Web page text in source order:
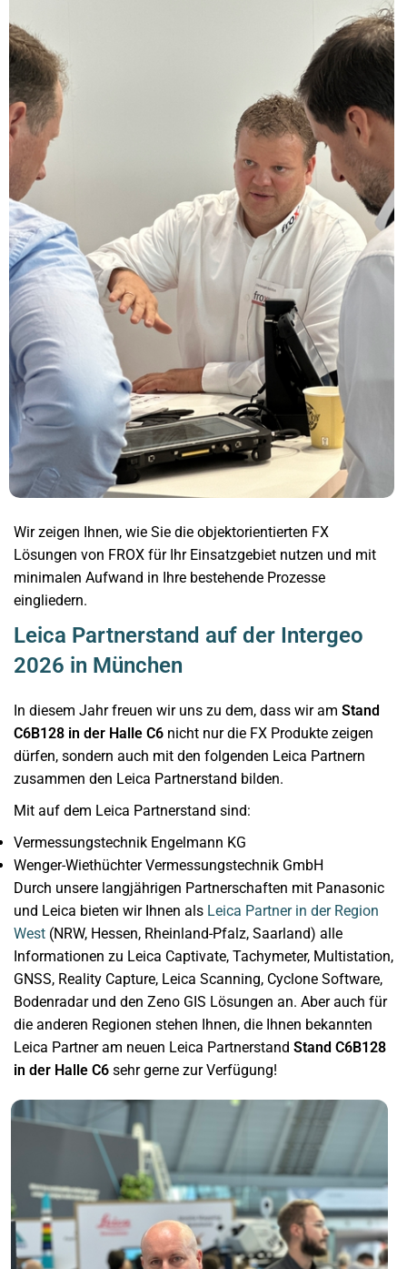
Wir zeigen Ihnen, wie Sie die objektorientierten FX
Lösungen von FROX für Ihr Einsatzgebiet nutzen und mit
minimalen Aufwand in Ihre bestehende Prozesse
eingliedern.
Leica Partnerstand auf der Intergeo
2026 in München
In diesem Jahr freuen wir uns zu dem, dass wir am Stand
C6B128 in der Halle C6 nicht nur die FX Produkte zeigen
dürfen, sondern auch mit den folgenden Leica Partnern
zusammen den Leica Partnerstand bilden.
Mit auf dem Leica Partnerstand sind:
Vermessungstechnik Engelmann KG
Wenger-Wiethüchter Vermessungstechnik GmbH
Durch unsere langjährigen Partnerschaften mit Panasonic
und Leica bieten wir Ihnen als Leica Partner in der Region
West (NRW, Hessen, Rheinland-Pfalz, Saarland) alle
Informationen zu Leica Captivate, Tachymeter, Multistation,
GNSS, Reality Capture, Leica Scanning, Cyclone Software,
Bodenradar und den Zeno GIS Lösungen an. Aber auch für
die anderen Regionen stehen Ihnen, die Ihnen bekannten
Leica Partner am neuen Leica Partnerstand Stand C6B128
in der Halle C6 sehr gerne zur Verfügung!